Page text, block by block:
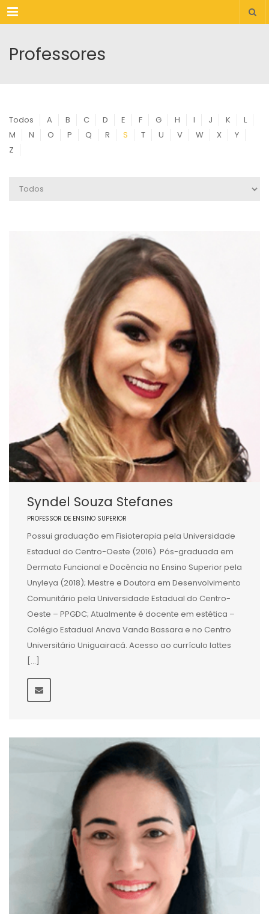
Menu
Professores
Todos A B C D E F G H I J K
L
M
N O P Q R S T U V W X
Y
Z
Syndel Souza Stefanes
PROFESSOR DE ENSINO SUPERIOR
Possui graduação em Fisioterapia pela Universidade
Estadual do Centro-Oeste (2016). Pós-graduada em
Dermato Funcional e Docência no Ensino Superior pela
Unyleya (2018); Mestre e Doutora em Desenvolvimento
Comunitário pela Universidade Estadual do Centro-
Oeste – PPGDC; Atualmente é docente em estética –
Colégio Estadual Anava Vanda Bassara e no Centro
Universitário Uniguairacá. Acesso ao currículo lattes
[…]